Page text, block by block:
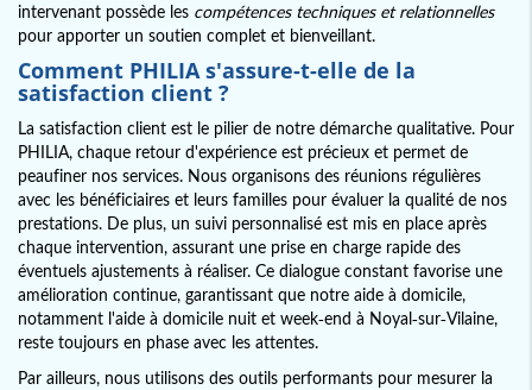
intervenant possède les compétences techniques et relationnelles
pour apporter un soutien complet et bienveillant.
Comment PHILIA s'assure-t-elle de la
satisfaction client ?
La satisfaction client est le pilier de notre démarche qualitative. Pour
PHILIA, chaque retour d'expérience est précieux et permet de
peaufiner nos services. Nous organisons des réunions régulières
avec les bénéficiaires et leurs familles pour évaluer la qualité de nos
prestations. De plus, un suivi personnalisé est mis en place après
chaque intervention, assurant une prise en charge rapide des
éventuels ajustements à réaliser. Ce dialogue constant favorise une
amélioration continue, garantissant que notre aide à domicile,
notamment l'aide à domicile nuit et week-end à Noyal-sur-Vilaine,
reste toujours en phase avec les attentes.
Par ailleurs, nous utilisons des outils performants pour mesurer la